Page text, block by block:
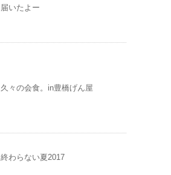
届いたよー
久々の会食。in豊橋げん屋
終わらない夏2017